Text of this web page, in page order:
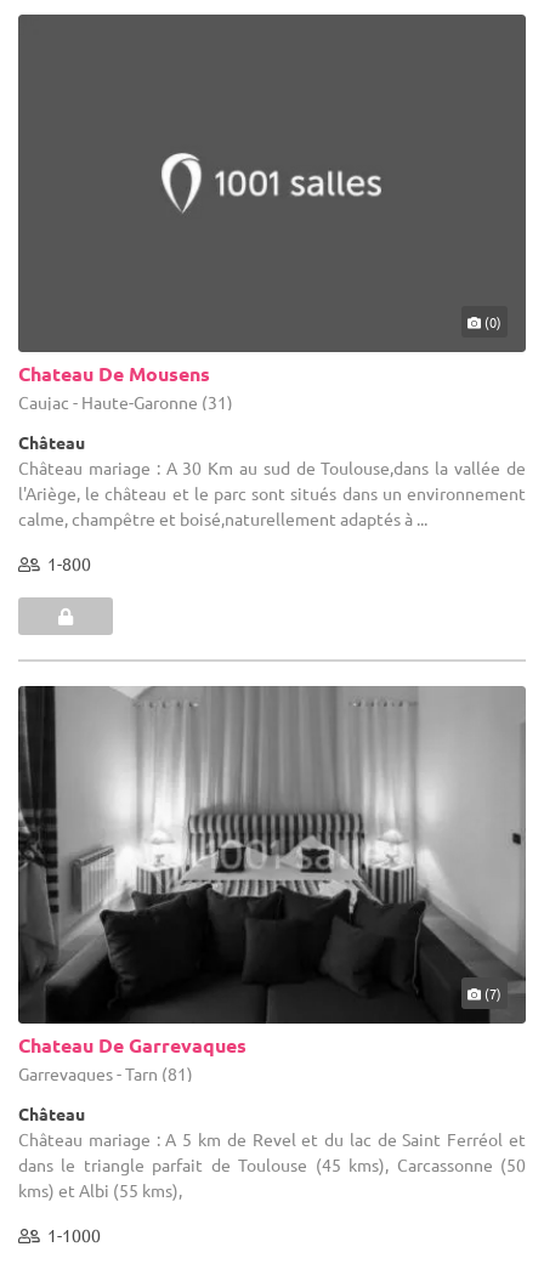
(0)
Chateau De Mousens
Caujac - Haute-Garonne (31)
Château
Château mariage : A 30 Km au sud de Toulouse,dans la vallée de
l'Ariège, le château et le parc sont situés dans un environnement
calme, champêtre et boisé,naturellement adaptés à ...
1-800
(7)
Chateau De Garrevaques
Garrevaques - Tarn (81)
Château
Château mariage : A 5 km de Revel et du lac de Saint Ferréol et
dans le triangle parfait de Toulouse (45 kms), Carcassonne (50
kms) et Albi (55 kms),
1-1000